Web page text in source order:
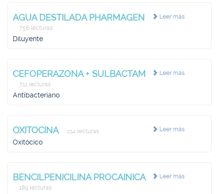
Leer más
AGUA DESTILADA PHARMAGEN
756 lecturas
Diluyente
Leer más
CEFOPERAZONA + SULBACTAM
711 lecturas
Antibacteriano
Leer más
OXITOCINA 214 lecturas
Oxitócico
Leer más
BENCILPENICILINA PROCAINICA
189 lecturas